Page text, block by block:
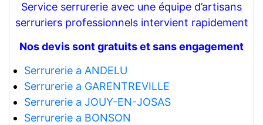
Service serrurerie avec une équipe d’artisans
serruriers professionnels intervient rapidement
Nos devis sont gratuits et sans engagement
Serrurerie a ANDELU
Serrurerie a GARENTREVILLE
Serrurerie a JOUY-EN-JOSAS
Serrurerie a BONSON